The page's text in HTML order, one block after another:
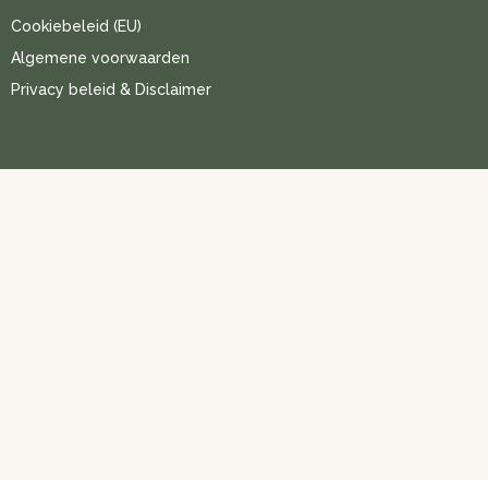
Cookiebeleid (EU)
Algemene voorwaarden
Privacy beleid & Disclaimer